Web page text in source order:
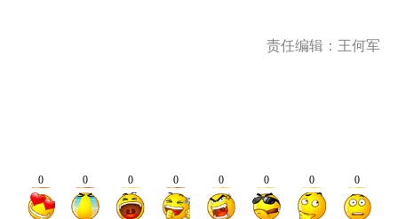
责任编辑：王何军